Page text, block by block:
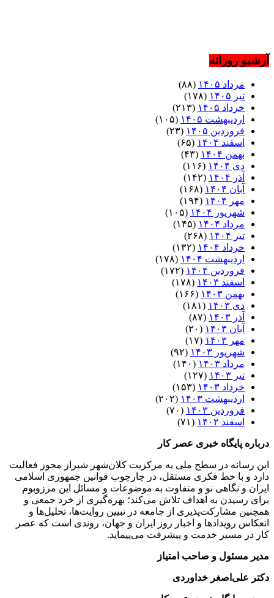
آرشیو روزانه
مرداد ۱۴۰۵
(۸۸)
تیر ۱۴۰۵
(۱۷۸)
خرداد ۱۴۰۵
(۲۱۳)
اردیبهشت ۱۴۰۵
(۱۰۵)
فروردین ۱۴۰۵
(۲۳)
اسفند ۱۴۰۴
(۶۵)
بهمن ۱۴۰۴
(۴۳)
دی ۱۴۰۴
(۱۱۶)
آذر ۱۴۰۴
(۱۴۲)
آبان ۱۴۰۴
(۱۶۸)
مهر ۱۴۰۴
(۱۹۴)
شهریور ۱۴۰۴
(۱۰۵)
مرداد ۱۴۰۴
(۱۴۵)
تیر ۱۴۰۴
(۲۶۸)
خرداد ۱۴۰۴
(۱۳۲)
اردیبهشت ۱۴۰۴
(۱۷۸)
فروردین ۱۴۰۴
(۱۷۲)
اسفند ۱۴۰۳
(۱۷۸)
بهمن ۱۴۰۳
(۱۶۶)
دی ۱۴۰۳
(۱۸۱)
آذر ۱۴۰۳
(۸۷)
آبان ۱۴۰۳
(۲۰)
مهر ۱۴۰۳
(۱۷)
شهریور ۱۴۰۳
(۹۲)
مرداد ۱۴۰۳
(۱۴۰)
تیر ۱۴۰۳
(۱۲۷)
خرداد ۱۴۰۳
(۱۵۳)
اردیبهشت ۱۴۰۳
(۲۰۲)
فروردین ۱۴۰۳
(۷۰)
اسفند ۱۴۰۲
(۷۱)
درباره پایگاه خبری عصر کار
این رسانه در سطح ملی به مرکزیت کلان‌شهر شیراز مجوز فعالیت
دارد و با خط فکری مستقل، در چارچوب قوانین جمهوری اسلامی
ایران و نگاهی نو و متفاوت به موضوعات ‌و مسائل این مرزوبوم
برای رسیدن به اهداف تلاش می‌کند؛ بهره‌گیری از خرد جمعی و
همچنین مشارکت‌پذیری از جامعه در تبیین روایت‌ها، تحلیل‌ها و
انعکاس رویدادها و اخبار روز ایران و جهان، روندی است که عصر
کار در مسیر خدمت و پیشرفت می‌پیماید.
مدیر مسئول و صاحب امتیاز
دکتر علی‌اصغر خداوردی